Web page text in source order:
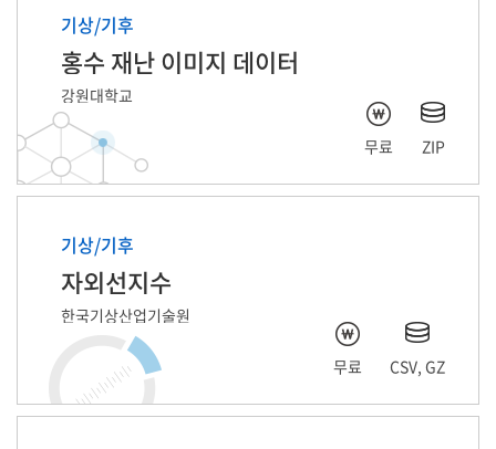
기상/기후
홍수 재난 이미지 데이터
강원대학교
무료 ZIP
기상/기후
자외선지수
한국기상산업기술원
무료 CSV, GZ